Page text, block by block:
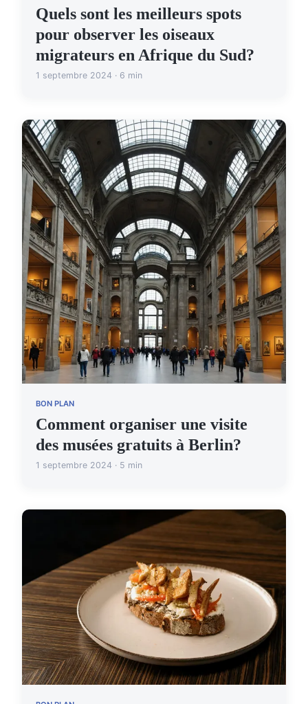
Quels sont les meilleurs spots
pour observer les oiseaux
migrateurs en Afrique du Sud?
1 septembre 2024 · 6 min
BON PLAN
Comment organiser une visite
des musées gratuits à Berlin?
1 septembre 2024 · 5 min